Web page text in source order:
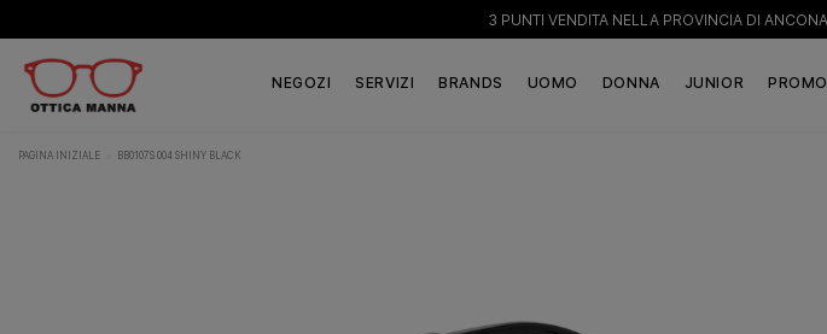
3 PUNTI VENDITA NELLA PROVINCIA DI
NEGOZI SERVIZI BRANDS UOMO DONNA JUNIOR
PAGINA INIZIALE BB0107S 004 SHINY BLACK